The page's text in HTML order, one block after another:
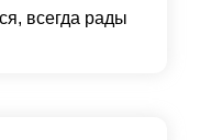
всегда рады